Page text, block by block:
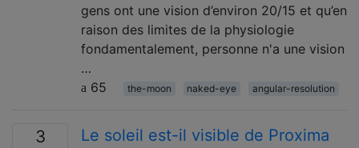
gens ont une vision d’environ 20/15 et qu’en
raison des limites de la physiologie
fondamentalement, personne n'a une vision
…
65
the-moon naked-eye angular-resolution
3
Le soleil est-il visible de Proxima